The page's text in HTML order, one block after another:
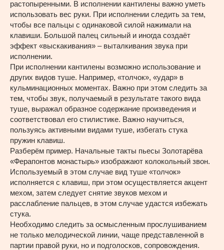
растопыренными. В исполнении кантилены важно уметь
использовать вес руки. При исполнении следить за тем,
чтобы все пальцы с одинаковой силой нажимали на
клавиши. Большой палец сильный и иногда создаёт
эффект «выскакивания» – выталкивания звука при
исполнении.
При исполнении кантилены возможно использование и
других видов туше. Например, «толчок», «удар» в
кульминационных моментах. Важно при этом следить за
тем, чтобы звук, получаемый в результате такого вида
туше, выражал образное содержание произведения и
соответствовал его стилистике. Важно научиться,
пользуясь активными видами туше, избегать стука
пружин клавиш.
Разберём пример. Начальные такты пьесы Золотарёва
«Ферапонтов монастырь» изображают колокольный звон.
Используемый в этом случае вид туше «толчок»
исполняется с клавиш, при этом осуществляется акцент
мехом, затем следует снятие звуков мехом и
расслабление пальцев, в этом случае удастся избежать
стука.
Необходимо следить за осмысленным прослушиванием
не только мелодической линии, чаще представленной в
партии правой руки, но и подголосков, сопровождения.